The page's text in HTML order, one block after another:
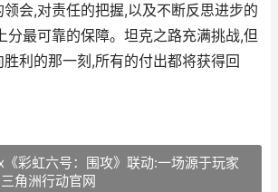
会,对责任的把握,以及不断反思进步的
分最可靠的保障。坦克之路充满挑战,但
利的那一刻,所有的付出都将获得回
《彩虹六号：围攻》联动:一场源于玩家
角洲行动官网